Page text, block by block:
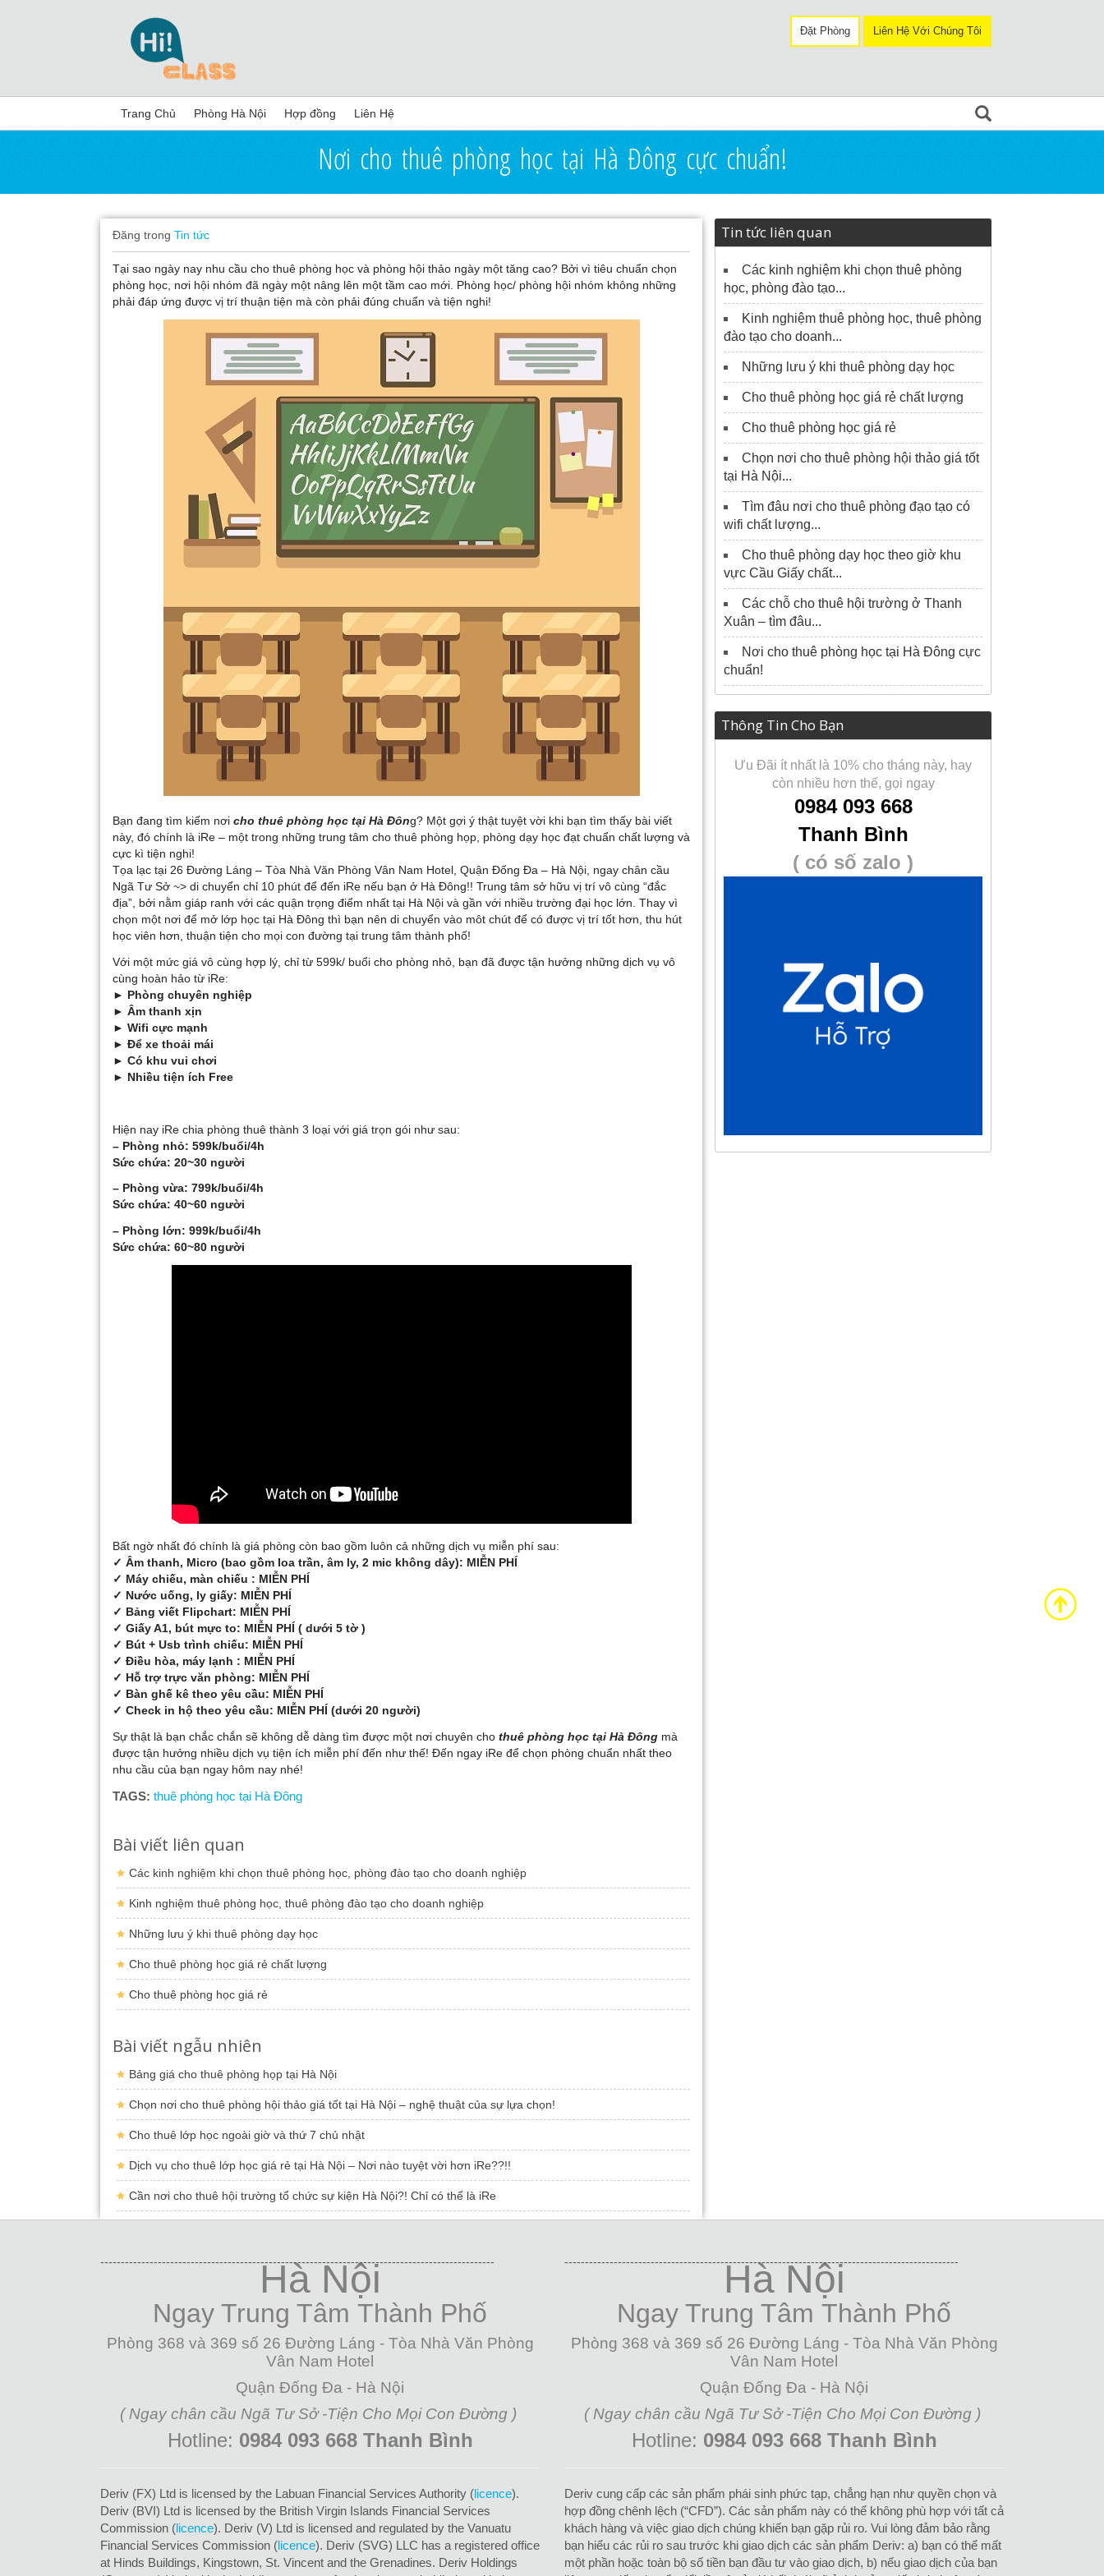
Đặt Phòng Liên Hệ Với Chúng Tôi
Trang Chủ Phòng Hà Nội Hợp đồng Liên Hệ
Nơi cho thuê phòng học tại Hà Đông cực chuẩn!
Đăng trong Tin tức
Tại sao ngày nay nhu cầu cho thuê phòng học và phòng hội thảo ngày một tăng cao? Bởi vì tiêu chuẩn chọn
phòng học, nơi hội nhóm đã ngày một nâng lên một tầm cao mới. Phòng học/ phòng hội nhóm không những
phải đáp ứng được vị trí thuận tiện mà còn phải đúng chuẩn và tiện nghi!
Bạn đang tìm kiếm nơi cho thuê phòng học tại Hà Đông? Một gợi ý thật tuyệt vời khi bạn tìm thấy bài viết
này, đó chính là iRe – một trong những trung tâm cho thuê phòng họp, phòng dạy học đạt chuẩn chất lượng và
cực kì tiện nghi!
Tọa lạc tại 26 Đường Láng – Tòa Nhà Văn Phòng Vân Nam Hotel, Quận Đống Đa – Hà Nội, ngay chân cầu
Ngã Tư Sở ~> di chuyển chỉ 10 phút để đến iRe nếu bạn ở Hà Đông!! Trung tâm sở hữu vị trí vô cùng “đắc
địa”, bởi nằm giáp ranh với các quận trọng điểm nhất tại Hà Nội và gần với nhiều trường đại học lớn. Thay vì
chọn một nơi để mở lớp học tại Hà Đông thì bạn nên di chuyển vào môt chút để có được vị trí tốt hơn, thu hút
học viên hơn, thuận tiện cho mọi con đường tại trung tâm thành phố!
Với một mức giá vô cùng hợp lý, chỉ từ 599k/ buổi cho phòng nhỏ, bạn đã được tận hưởng những dịch vụ vô
cùng hoàn hảo từ iRe:
► Phòng chuyên nghiệp
► Âm thanh xịn
► Wifi cực mạnh
► Để xe thoải mái
► Có khu vui chơi
► Nhiều tiện ích Free
Hiện nay iRe chia phòng thuê thành 3 loại với giá trọn gói như sau:
– Phòng nhỏ: 599k/buổi/4h
Sức chứa: 20~30 người
– Phòng vừa: 799k/buổi/4h
Sức chứa: 40~60 người
– Phòng lớn: 999k/buổi/4h
Sức chứa: 60~80 người
Bất ngờ nhất đó chính là giá phòng còn bao gồm luôn cả những dịch vụ miễn phí sau:
✓ Âm thanh, Micro (bao gồm loa trần, âm ly, 2 mic không dây): MIỄN PHÍ
✓ Máy chiếu, màn chiếu : MIỄN PHÍ
✓ Nước uống, ly giấy: MIỄN PHÍ
✓ Bảng viết Flipchart: MIỄN PHÍ
✓ Giấy A1, bút mực to: MIỄN PHÍ ( dưới 5 tờ )
✓ Bút + Usb trình chiếu: MIỄN PHÍ
✓ Điều hòa, máy lạnh : MIỄN PHÍ
✓ Hỗ trợ trực văn phòng: MIỄN PHÍ
✓ Bàn ghế kê theo yêu cầu: MIỄN PHÍ
✓ Check in hộ theo yêu cầu: MIỄN PHÍ (dưới 20 người)
Sự thật là bạn chắc chắn sẽ không dễ dàng tìm được một nơi chuyên cho thuê phòng học tại Hà Đông mà
được tận hưởng nhiều dịch vụ tiện ích miễn phí đến như thế! Đến ngay iRe để chọn phòng chuẩn nhất theo
nhu cầu của bạn ngay hôm nay nhé!
TAGS: thuê phòng học tại Hà Đông
Bài viết liên quan
Các kinh nghiệm khi chọn thuê phòng học, phòng đào tạo cho doanh nghiệp
Kinh nghiệm thuê phòng học, thuê phòng đào tạo cho doanh nghiệp
Những lưu ý khi thuê phòng dạy học
Cho thuê phòng học giá rẻ chất lượng
Cho thuê phòng học giá rẻ
Bài viết ngẫu nhiên
Bảng giá cho thuê phòng họp tại Hà Nội
Chọn nơi cho thuê phòng hội thảo giá tốt tại Hà Nội – nghệ thuật của sự lựa chọn!
Cho thuê lớp học ngoài giờ và thứ 7 chủ nhật
Dịch vụ cho thuê lớp học giá rẻ tại Hà Nội – Nơi nào tuyệt vời hơn iRe??!!
Cần nơi cho thuê hội trường tổ chức sự kiện Hà Nội?! Chỉ có thể là iRe
Tin tức liên quan
Các kinh nghiệm khi chọn thuê phòng
học, phòng đào tạo...
Kinh nghiệm thuê phòng học, thuê phòng
đào tạo cho doanh...
Những lưu ý khi thuê phòng dạy học
Cho thuê phòng học giá rẻ chất lượng
Cho thuê phòng học giá rẻ
Chọn nơi cho thuê phòng hội thảo giá tốt
tại Hà Nội...
Tìm đâu nơi cho thuê phòng đạo tạo có
wifi chất lượng...
Cho thuê phòng dạy học theo giờ khu
vực Cầu Giấy chất...
Các chỗ cho thuê hội trường ở Thanh
Xuân – tìm đâu...
Nơi cho thuê phòng học tại Hà Đông cực
chuẩn!
Thông Tin Cho Bạn
Ưu Đãi ít nhất là 10% cho tháng này, hay
còn nhiều hơn thế, gọi ngay
0984 093 668
Thanh Bình
( có số zalo )
------------------------------------------------------------------------------------------------
Hà Nội
Ngay Trung Tâm Thành Phố
Phòng 368 và 369 số 26 Đường Láng - Tòa Nhà Văn Phòng
Vân Nam Hotel
Quận Đống Đa - Hà Nội
( Ngay chân cầu Ngã Tư Sở -Tiện Cho Mọi Con Đường )
Hotline: 0984 093 668 Thanh Bình
Deriv (FX) Ltd is licensed by the Labuan Financial Services Authority (licence).
Deriv (BVI) Ltd is licensed by the British Virgin Islands Financial Services
Commission (licence). Deriv (V) Ltd is licensed and regulated by the Vanuatu
Financial Services Commission (licence). Deriv (SVG) LLC has a registered office
at Hinds Buildings, Kingstown, St. Vincent and the Grenadines. Deriv Holdings
------------------------------------------------------------------------------------------------
Hà Nội
Ngay Trung Tâm Thành Phố
Phòng 368 và 369 số 26 Đường Láng - Tòa Nhà Văn Phòng
Vân Nam Hotel
Quận Đống Đa - Hà Nội
( Ngay chân cầu Ngã Tư Sở -Tiện Cho Mọi Con Đường )
Hotline: 0984 093 668 Thanh Bình
Deriv cung cấp các sản phẩm phái sinh phức tạp, chẳng hạn như quyền chọn và
hợp đồng chênh lệch (“CFD”). Các sản phẩm này có thể không phù hợp với tất cả
khách hàng và việc giao dịch chúng khiến bạn gặp rủi ro. Vui lòng đảm bảo rằng
bạn hiểu các rủi ro sau trước khi giao dịch các sản phẩm Deriv: a) bạn có thể mất
một phần hoặc toàn bộ số tiền bạn đầu tư vào giao dịch, b) nếu giao dịch của bạn